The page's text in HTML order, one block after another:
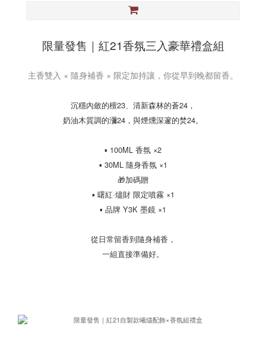
限量發售｜紅21香氛三入豪華禮盒組
主香雙入 × 隨身補香 × 限定加持讓，你從早到晚都留香。
沉穩內斂的檀23、清新森林的蒼24，
奶油木質調的瀰24，與煙燻深邃的焚24。
▪ 100ML 香氛 ×2
▪ 30ML 隨身香氛 ×1
🎁加碼贈
▪ 曙紅·燼財 限定噴霧 ×1
▪ 品牌 Y3K 墨鏡 ×1
從日常留香到隨身補香，
一組直接準備好。